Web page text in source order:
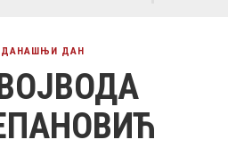
ДАНАШЊИ ДАН